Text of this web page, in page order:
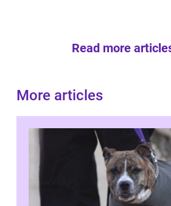
Read more
More articles